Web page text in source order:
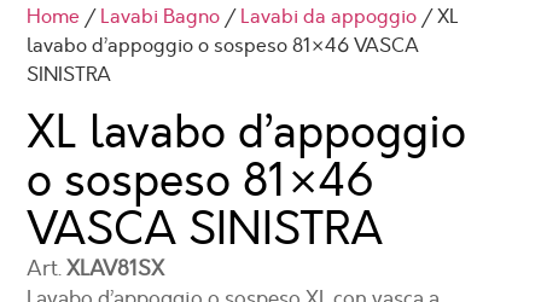
Home /Lavabi Bagno /Lavabi da appoggio / XL
lavabo d’appoggio o sospeso 81×46 VASCA
SINISTRA
XL lavabo d’appoggio
o sospeso 81×46
VASCA SINISTRA
Art.XLAV81SX